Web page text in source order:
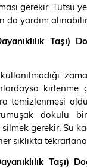
gerekir. Tütsü
da yardım
Taşı)
temizlenmesi
dokulu
gerekir. Su
sıklıkta
Taşı)